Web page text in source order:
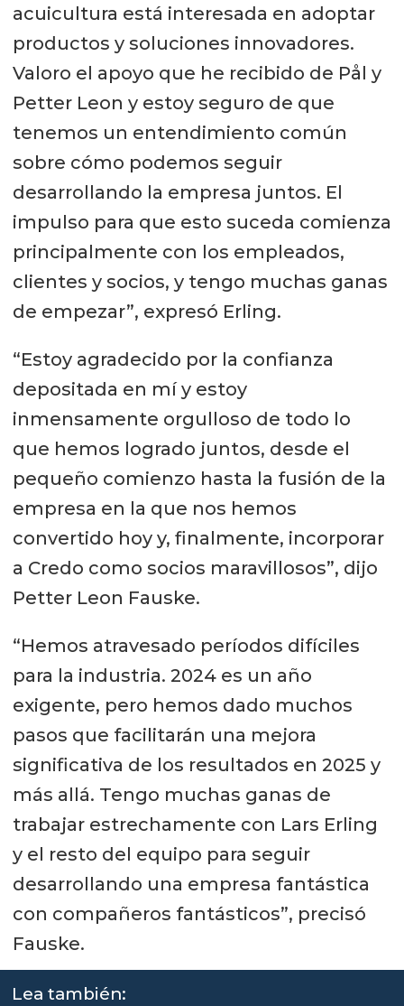
acuicultura está interesada en adoptar
productos y soluciones innovadores.
Valoro el apoyo que he recibido de Pål y
Petter Leon y estoy seguro de que
tenemos un entendimiento común
sobre cómo podemos seguir
desarrollando la empresa juntos. El
impulso para que esto suceda comienza
principalmente con los empleados,
clientes y socios, y tengo muchas ganas
de empezar”, expresó Erling.
“Estoy agradecido por la confianza
depositada en mí y estoy
inmensamente orgulloso de todo lo
que hemos logrado juntos, desde el
pequeño comienzo hasta la fusión de la
empresa en la que nos hemos
convertido hoy y, finalmente, incorporar
a Credo como socios maravillosos”, dijo
Petter Leon Fauske.
“Hemos atravesado períodos difíciles
para la industria. 2024 es un año
exigente, pero hemos dado muchos
pasos que facilitarán una mejora
significativa de los resultados en 2025 y
más allá. Tengo muchas ganas de
trabajar estrechamente con Lars Erling
y el resto del equipo para seguir
desarrollando una empresa fantástica
con compañeros fantásticos”, precisó
Fauske.
Lea también: